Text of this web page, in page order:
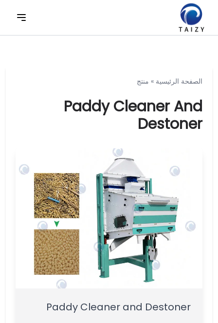
الصفحة الرئيسية » منتج
Paddy Cleaner And
Destoner
Paddy Cleaner and Destoner